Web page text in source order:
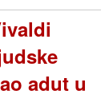
adut u